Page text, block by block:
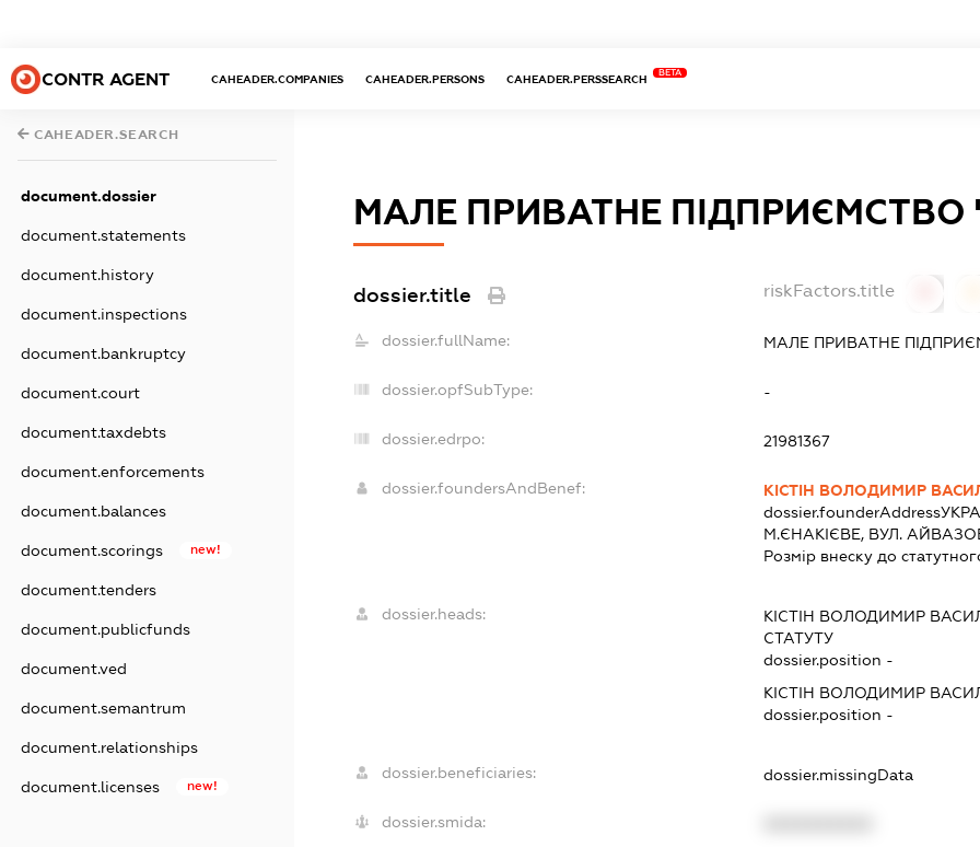
CONTR AGENT CAHEADER.COMPANIES CAHEADER.PERSONS CAHEADER.PERSSEARCH
BETA
CAHEADER.SEARCH
document.dossier
document.statements
document.history
document.inspections
document.bankruptcy
document.court
document.taxdebts
document.enforcements
document.balances
document.scorings new!
document.tenders
document.publicfunds
document.ved
document.semantrum
document.relationships
document.licenses new!
МАЛЕ ПРИВАТНЕ ПІДПРИЄМСТВО
dossier.title riskFactors.title
dossier.fullName: МАЛЕ ПРИВАТНЕ
dossier.opfSubType: -
dossier.edrpo: 21981367
dossier.foundersAndBenef:
КІСТІН ВОЛОДИМИР
dossier.founderAddress
М.ЄНАКІЄВЕ, ВУЛ.
Розмір внеску до
dossier.heads: КІСТІН ВОЛОДИМИР
СТАТУТУ
dossier.position -
КІСТІН ВОЛОДИМИР
dossier.position -
dossier.beneficiaries: dossier.missingData
dossier.smida: